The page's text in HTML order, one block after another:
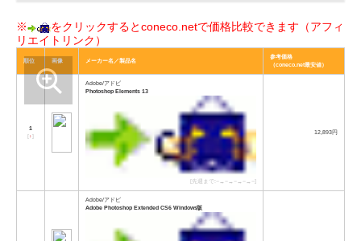
※
をクリックするとconeco.netで価格比較できます（アフィ
リエイトリンク）
順位 画像 メーカー名／製品名
参考価格
（coneco.net最安値）
1
[↑]
Adobe/アドビ
Photoshop Elements 13
[先週まで:−→−→−→−→−]
12,893円
Adobe/アドビ
Adobe Photoshop Extended CS6 Windows版